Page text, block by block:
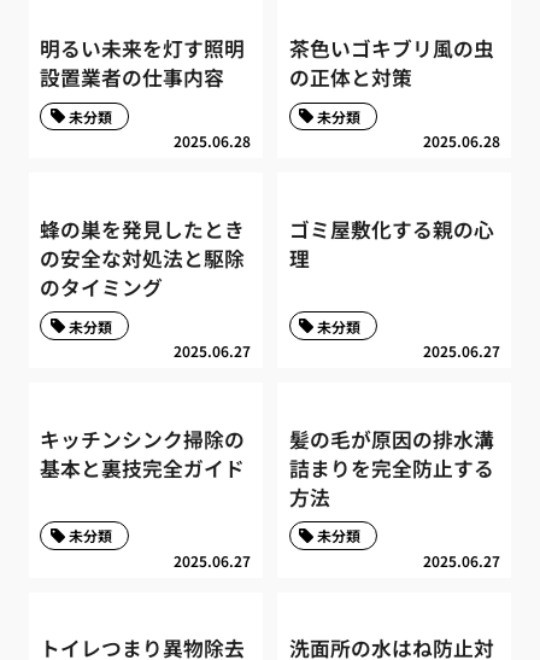
明るい未来を灯す照明
設置業者の仕事内容
2025.06.28
未分類
茶色いゴキブリ風の虫
の正体と対策
2025.06.28
未分類
蜂の巣を発見したとき
の安全な対処法と駆除
のタイミング
2025.06.27
未分類
ゴミ屋敷化する親の心
理
2025.06.27
未分類
キッチンシンク掃除の
基本と裏技完全ガイド
2025.06.27
未分類
髪の毛が原因の排水溝
詰まりを完全防止する
方法
2025.06.27
未分類
トイレつまり異物除去
洗面所の水はね防止対